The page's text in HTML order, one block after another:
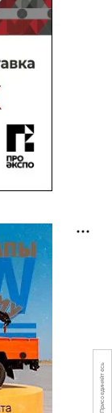
Присоединяйтесь